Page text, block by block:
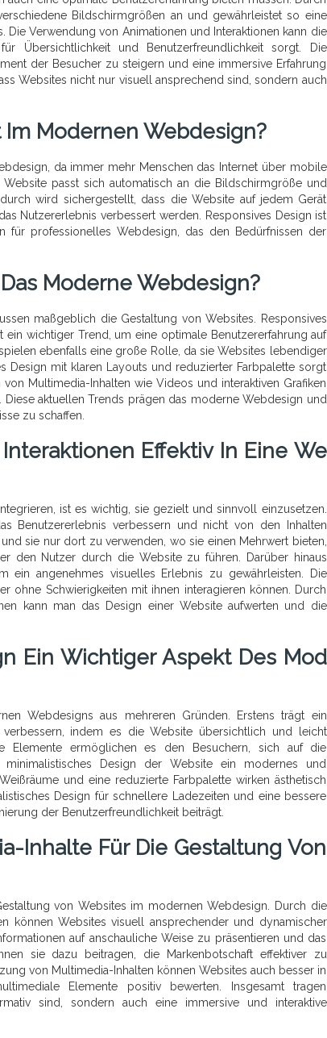
Bildschirmgrößen an und gewährleistet so eine
Verwendung von Animationen und Interaktionen kann die
Übersichtlichkeit und Benutzerfreundlichkeit sorgt. Die
der Besucher zu steigern und eine immersive Erfahrung
Websites nicht nur visuell ansprechend sind, sondern auch
Modernen Webdesign?
da immer mehr Menschen das Internet über mobile
passt sich automatisch an die Bildschirmgröße und
wird sichergestellt, dass die Website auf jedem Gerät
Nutzererlebnis verbessert werden. Responsives Design ist
für professionelles Webdesign, das den Bedürfnissen der
Moderne Webdesign?
maßgeblich die Gestaltung von Websites. Responsives
wichtiger Trend, um eine optimale Benutzererfahrung auf
ebenfalls eine große Rolle, da sie Websites lebendiger
Design mit klaren Layouts und reduzierter Farbpalette sorgt
Multimedia-Inhalten wie Videos und interaktiven Grafiken
aktuellen Trends prägen das moderne Webdesign und
zu schaffen.
Effektiv In Eine We
ist es wichtig, sie gezielt und sinnvoll einzusetzen.
Benutzererlebnis verbessern und nicht von den Inhalten
sie nur dort zu verwenden, wo sie einen Mehrwert bieten,
den Nutzer durch die Website zu führen. Darüber hinaus
ein angenehmes visuelles Erlebnis zu gewährleisten. Die
ohne Schwierigkeiten mit ihnen interagieren können. Durch
kann man das Design einer Website aufwerten und die
Ein Wichtiger Aspekt Des Mod
Webdesigns aus mehreren Gründen. Erstens trägt ein
indem es die Website übersichtlich und leicht
Elemente ermöglichen es den Besuchern, sich auf die
Design der Website ein modernes und
und eine reduzierte Farbpalette wirken ästhetisch
Design für schnellere Ladezeiten und eine bessere
der Benutzerfreundlichkeit beiträgt.
Inhalte Für Die Gestaltung Von
von Websites im modernen Webdesign. Durch die
können Websites visuell ansprechender und dynamischer
auf anschauliche Weise zu präsentieren und das
sie dazu beitragen, die Markenbotschaft effektiver zu
von Multimedia-Inhalten können Websites auch besser in
Elemente positiv bewerten. Insgesamt tragen
sind, sondern auch eine immersive und interaktive